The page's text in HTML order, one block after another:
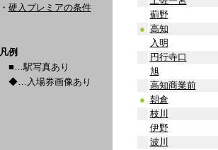
・ 硬入プレミアの条件
凡例
■…駅写真あり
◆…入場券画像あり
薊野
● 高知
入明
円行寺口
旭
高知商業前
● 朝倉
枝川
伊野
波川